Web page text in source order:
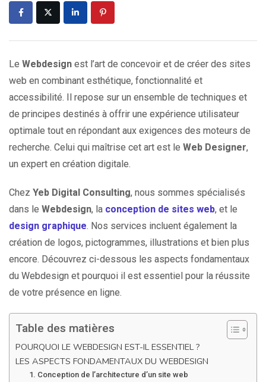
Le Webdesign est l’art de concevoir et de créer des sites
web en combinant esthétique, fonctionnalité et
accessibilité. Il repose sur un ensemble de techniques et
de principes destinés à offrir une expérience utilisateur
optimale tout en répondant aux exigences des moteurs de
recherche. Celui qui maîtrise cet art est le Web Designer,
un expert en création digitale.
Chez Yeb Digital Consulting, nous sommes spécialisés
dans le Webdesign, la conception de sites web, et le
design graphique. Nos services incluent également la
création de logos, pictogrammes, illustrations et bien plus
encore. Découvrez ci-dessous les aspects fondamentaux
du Webdesign et pourquoi il est essentiel pour la réussite
de votre présence en ligne.
Table des matières
POURQUOI LE WEBDESIGN EST-IL ESSENTIEL ?
LES ASPECTS FONDAMENTAUX DU WEBDESIGN
1. Conception de l’architecture d’un site web